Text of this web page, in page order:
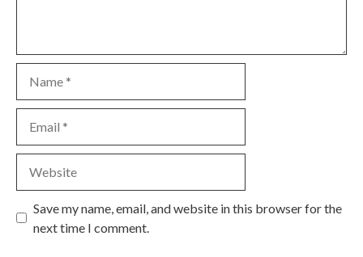
Save my name, email, and website in this browser for the
next time I comment.